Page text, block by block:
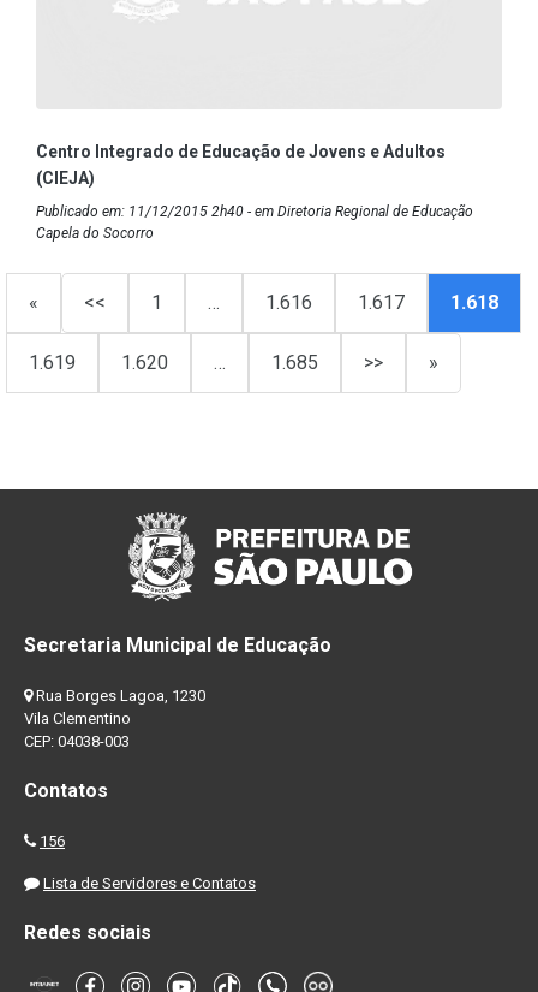
Centro Integrado de Educação de Jovens e Adultos
(CIEJA)
Publicado em: 11/12/2015 2h40 - em Diretoria Regional de Educação
Capela do Socorro
« << 1 … 1.616 1.617 1.618
1.619 1.620 … 1.685 >> »
Secretaria Municipal de Educação
Rua Borges Lagoa, 1230
Vila Clementino
CEP: 04038-003
Contatos
156
Lista de Servidores e Contatos
Redes sociais